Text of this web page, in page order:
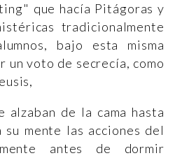
que hacía Pitágoras y
tradicionalmente
bajo esta misma
un voto de secrecía, como
alzaban de la cama hasta
su mente las acciones del
antes de dormir